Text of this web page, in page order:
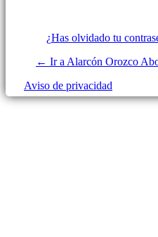
¿Has olvidado tu
← Ir a Alarcón Orozco
Aviso de privacidad